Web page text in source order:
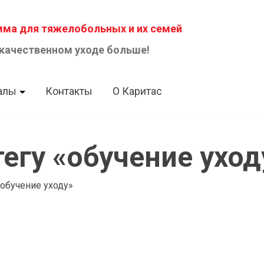
для тяжелобольных и их семей
уходе больше!
Контакты О Каритас
«обучение
уходу»